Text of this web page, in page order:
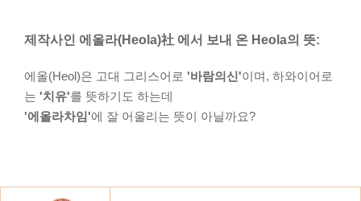
제작사인 에올라(Heola)社 에서 보내 온 Heola의 뜻:
에올(Heol)은 고대 그리스어로 '바람의신'이며, 하와이어로
는 '치유'를 뜻하기도 하는데
'에올라차임'에 잘 어울리는 뜻이 아닐까요?